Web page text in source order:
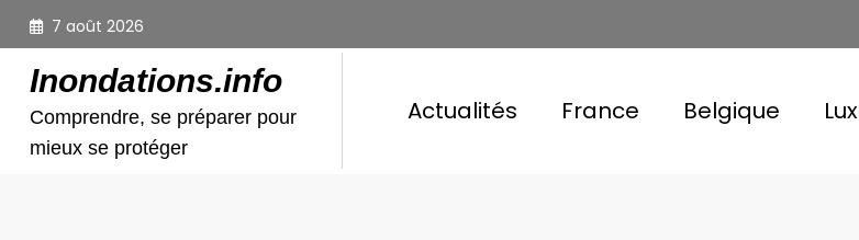
Aller
contenu
7 août 2026
Inondations.info
Comprendre, se préparer pour
mieux se protéger
Actualités France Belgique